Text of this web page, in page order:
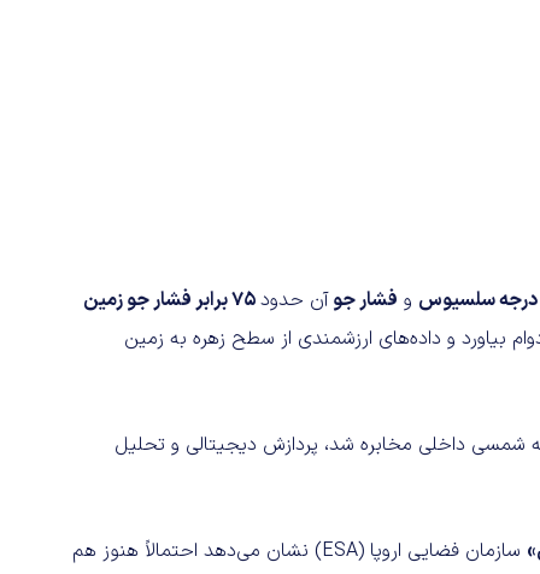
و فشار جوآن حدود
بیاورد و داده‌های ارزشمندی از سطح زهره به زمین
پیش به سراسر منظومه شمسی داخلی مخابره شد، پردازش دیجیتالی و تحلیل
سازمان فضایی اروپا (ESA) نشان می‌دهد احتمالاً هنوز هم